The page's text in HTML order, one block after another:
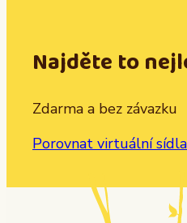
Najděte to
Zdarma a bez závazku
Porovnat virtuální sídla